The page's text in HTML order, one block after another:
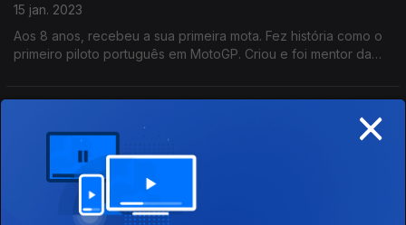
15 jan. 2023
Aos 8 anos, recebeu a sua primeira mota. Fez história como o
primeiro piloto português em MotoGP. Criou e foi mentor da
08 jan. 2023
Chamam-lhe La Fúria, mas é um homem de riso fácil.
Encenador, defende a cultura acima de tudo e considera que
o teatro tem de ser polémico. Diz que tem ainda muito por
×